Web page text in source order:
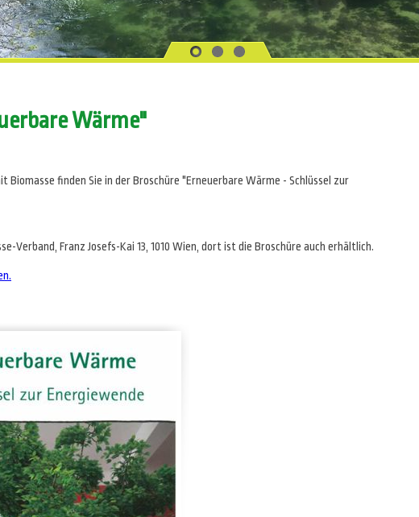
Wärme"
finden Sie in der Broschüre "Erneuerbare Wärme - Schlüssel zur
Verband, Franz Josefs-Kai 13, 1010 Wien, dort ist die Broschüre auch erhältlich.